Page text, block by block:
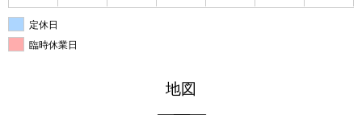
定休日
臨時休業日
地図